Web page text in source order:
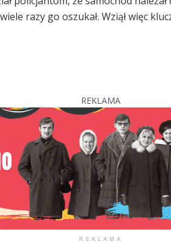
razy go oszukał. Wziął więc
REKLAMA
REKLAMA